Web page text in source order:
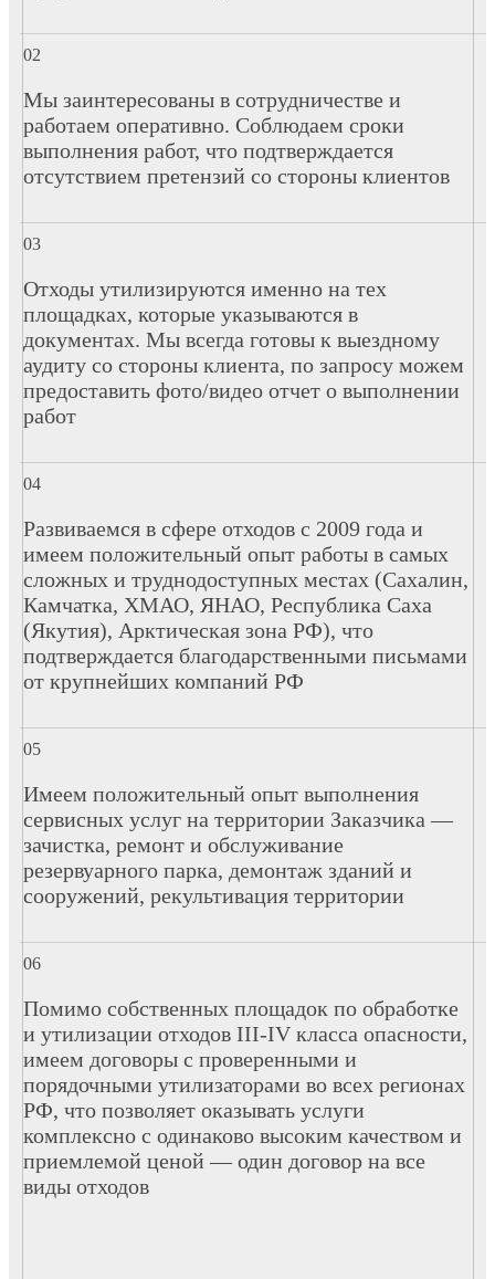
Мы заинтересованы в сотрудничестве и
работаем оперативно. Соблюдаем сроки
выполнения работ, что подтверждается
отсутствием претензий со стороны клиентов
Отходы утилизируются именно на тех
площадках, которые указываются в
документах. Мы всегда готовы к выездному
аудиту со стороны клиента, по запросу можем
предоставить фото/видео отчет о выполнении
работ
Развиваемся в сфере отходов с 2009 года и
имеем положительный опыт работы в самых
сложных и труднодоступных местах (Сахалин,
Камчатка, ХМАО, ЯНАО, Республика Саха
(Якутия), Арктическая зона РФ), что
подтверждается благодарственными письмами
от крупнейших компаний РФ
Имеем положительный опыт выполнения
сервисных услуг на территории Заказчика —
зачистка, ремонт и обслуживание
резервуарного парка, демонтаж зданий и
сооружений, рекультивация территории
Помимо собственных площадок по обработке
и утилизации отходов III-IV класса опасности,
имеем договоры с проверенными и
порядочными утилизаторами во всех регионах
РФ, что позволяет оказывать услуги
комплексно с одинаково высоким качеством и
приемлемой ценой — один договор на все
виды отходов